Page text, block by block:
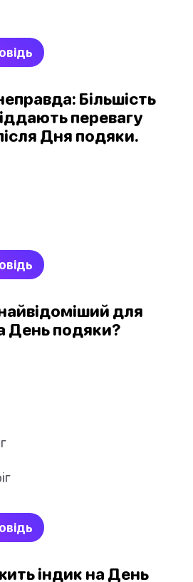
Більшість
перевагу
Дня подяки.
для
День подяки?
індик на День